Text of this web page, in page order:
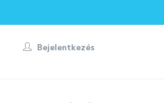
Bejelentkezés